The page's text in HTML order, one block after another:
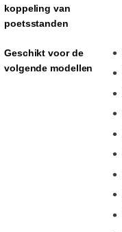
koppeling van
poetsstanden
Geschikt voor de
volgende modellen